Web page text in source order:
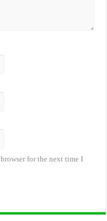
for the next time I